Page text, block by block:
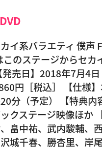
カイ系バラエティ 僕声
のステージからセカ
発売日】2018年7月4
円［税込］ 【仕様
分（予定） 【特典内
ックステージ映像ほか
畠中祐、武内駿輔、
城千春、勝杏里、岸